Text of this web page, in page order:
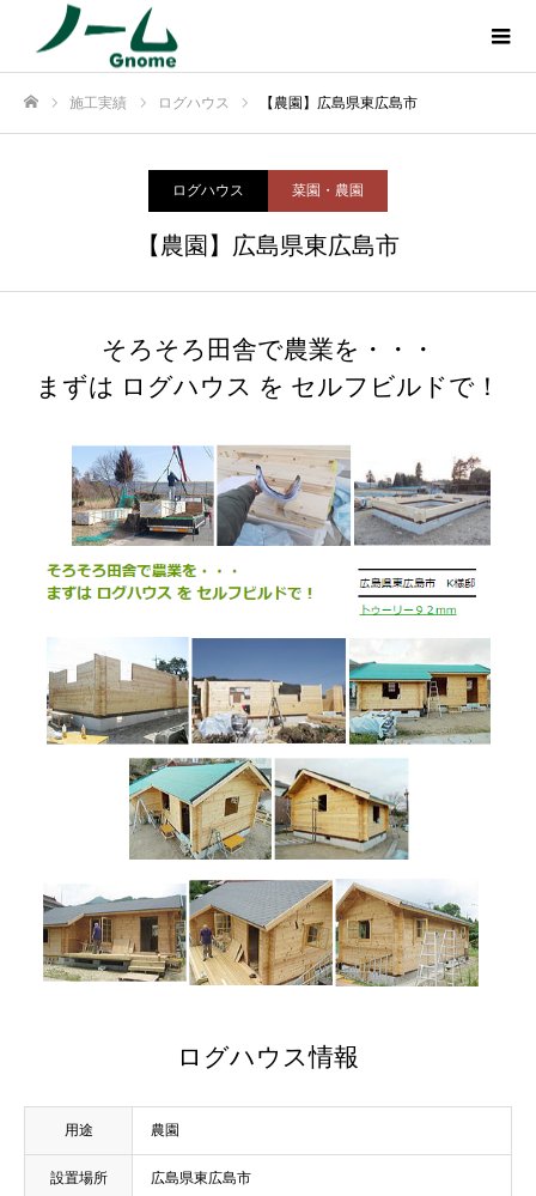
施工実績 ログハウス 【農園】広島県東広島市
ログハウス 菜園・農園
【農園】広島県東広島市
そろそろ田舎で農業を・・・
まずは ログハウス を セルフビルドで！
ログハウス情報
用途 農園
設置場所 広島県東広島市